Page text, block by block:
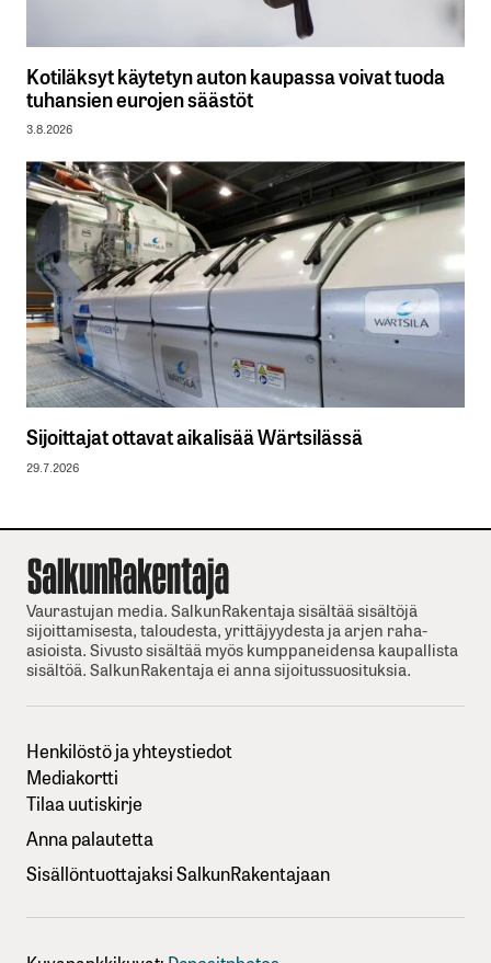
Kotiläksyt käytetyn auton kaupassa voivat tuoda
tuhansien eurojen säästöt
3.8.2026
Sijoittajat ottavat aikalisää Wärtsilässä
29.7.2026
Vaurastujan media. SalkunRakentaja sisältää sisältöjä
sijoittamisesta, taloudesta, yrittäjyydesta ja arjen raha-
asioista. Sivusto sisältää myös kumppaneidensa kaupallista
sisältöä. SalkunRakentaja ei anna sijoitussuosituksia.
Henkilöstö ja yhteystiedot
Mediakortti
Tilaa uutiskirje
Anna palautetta
Sisällöntuottajaksi SalkunRakentajaan